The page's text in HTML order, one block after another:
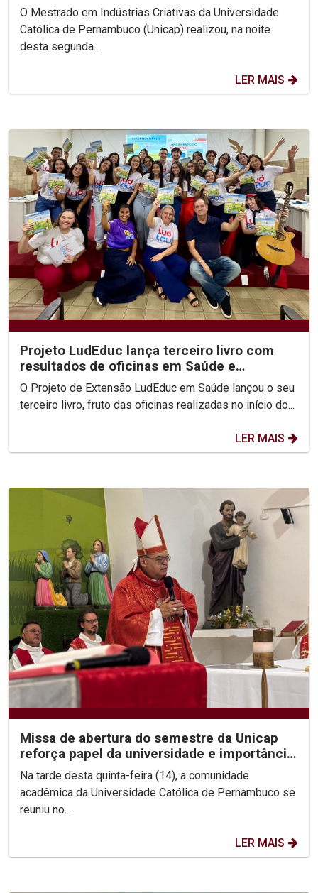
O Mestrado em Indústrias Criativas da Universidade
Católica de Pernambuco (Unicap) realizou, na noite
desta segunda...
LER MAIS
Projeto LudEduc lança terceiro livro com
resultados de oficinas em Saúde e
Educação
O Projeto de Extensão LudEduc em Saúde lançou o seu
terceiro livro, fruto das oficinas realizadas no início do...
LER MAIS
Missa de abertura do semestre da Unicap
reforça papel da universidade e importância
do perdão
Na tarde desta quinta-feira (14), a comunidade
acadêmica da Universidade Católica de Pernambuco se
reuniu no...
LER MAIS